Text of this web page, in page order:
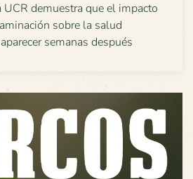
demuestra que el impacto
sobre la salud
semanas después